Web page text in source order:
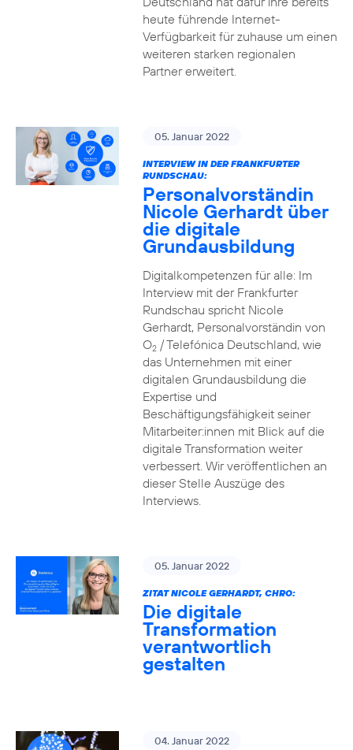
heute führende Internet-
Verfügbarkeit für zuhause um einen
weiteren starken regionalen
Partner erweitert.
05. Januar 2022
INTERVIEW IN DER FRANKFURTER
RUNDSCHAU:
Personalvorständin
Nicole Gerhardt über
die digitale
Grundausbildung
Digitalkompetenzen für alle: Im
Interview mit der Frankfurter
Rundschau spricht Nicole
Gerhardt, Personalvorständin von
O2/ Telefónica Deutschland, wie
das Unternehmen mit einer
digitalen Grundausbildung die
Expertise und
Beschäftigungsfähigkeit seiner
Mitarbeiter:innen mit Blick auf die
digitale Transformation weiter
verbessert. Wir veröffentlichen an
dieser Stelle Auszüge des
Interviews.
05. Januar 2022
ZITAT NICOLE GERHARDT, CHRO:
Die digitale
Transformation
verantwortlich
gestalten
04. Januar 2022